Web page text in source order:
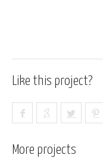
Like this project?
More projects